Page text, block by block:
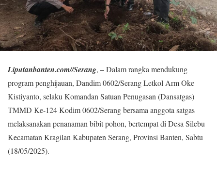
Liputanbanten.com//Serang, – Dalam rangka mendukung
program penghijauan, Dandim 0602/Serang Letkol Arm Oke
Kistiyanto, selaku Komandan Satuan Penugasan (Dansatgas)
TMMD Ke-124 Kodim 0602/Serang bersama anggota satgas
melaksanakan penanaman bibit pohon, bertempat di Desa Silebu
Kecamatan Kragilan Kabupaten Serang, Provinsi Banten, Sabtu
(18/05/2025).